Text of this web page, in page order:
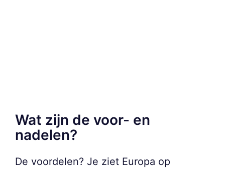
Wat zijn de voor- en
nadelen?
De voordelen? Je ziet Europa op